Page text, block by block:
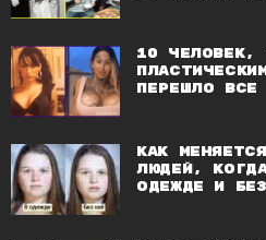
10 человек,
перешло все
Как
людей,
одежде и